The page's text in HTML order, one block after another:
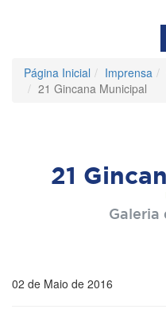
Página Inicial Imprensa
21 Gincana Municipal
21
Galeria
02 de Maio de 2016